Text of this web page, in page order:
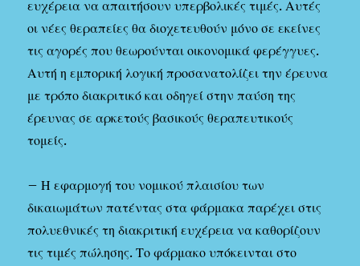
ευχέρεια να απαιτήσουν υπερβολικές τιμές. Αυτές
οι νέες θεραπείες θα διοχετευθούν μόνο σε εκείνες
τις αγορές που θεωρούνται οικονομικά φερέγγυες.
Αυτή η εμπορική λογική προσανατολίζει την έρευνα
με τρόπο διακριτικό και οδηγεί στην παύση της
έρευνας σε αρκετούς βασικούς θεραπευτικούς
τομείς.
– Η εφαρμογή του νομικού πλαισίου των
δικαιωμάτων πατέντας στα φάρμακα παρέχει στις
πολυεθνικές τη διακριτική ευχέρεια να καθορίζουν
τις τιμές πώλησης. Το φάρμακο υπόκεινται στο